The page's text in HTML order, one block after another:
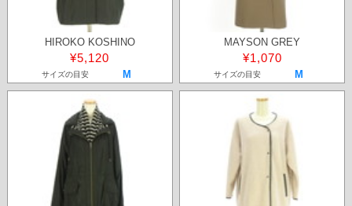
HIROKO KOSHINO
¥5,120
サイズの目安 M
MAYSON GREY
¥1,070
サイズの目安 M